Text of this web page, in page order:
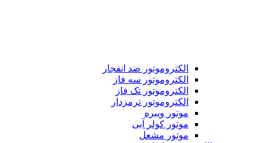
الکتروموتور ضد انفجار
الکتروموتور سه فاز
الکتروموتور تک فاز
الکتروموتور ترمزدار
موتور ویبره
موتور کولر آبی
موتور مشعل